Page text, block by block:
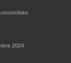
2024